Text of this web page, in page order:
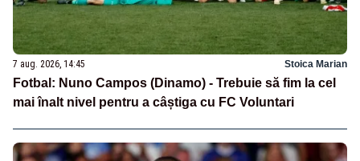
7 aug. 2026, 14:45 Stoica Marian
Fotbal: Nuno Campos (Dinamo) - Trebuie să fim la cel
mai înalt nivel pentru a câștiga cu FC Voluntari